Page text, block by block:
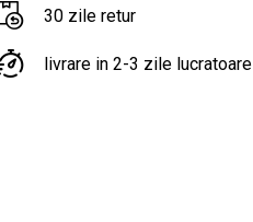
30 zile retur
livrare in 2-3 zile lucratoare